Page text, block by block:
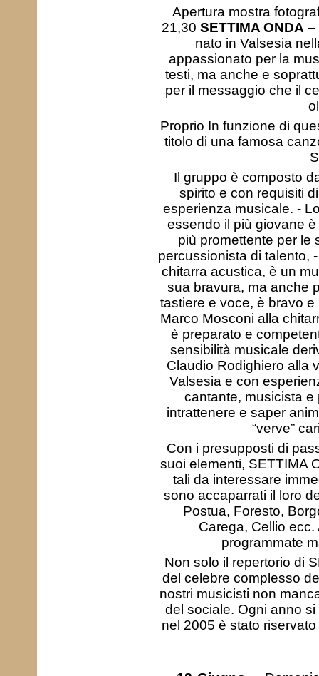
Apertura mostra
21,30 SETTIMA ONDA –
nato in Valsesia
appassionato per la
testi, ma anche e
per il messaggio che il
Proprio In funzione di
titolo di una famosa
Il gruppo è composto
spirito e con requisiti
esperienza musicale. -
essendo il più giovane è
più promettente per le
percussionista di talento,
chitarra acustica, è un
sua bravura, ma anche
tastiere e voce, è bravo
Marco Mosconi alla
è preparato e
sensibilità musicale
Claudio Rodighiero alla
Valsesia e con
cantante, musicista
intrattenere e saper
“verve”
Con i presupposti di
suoi elementi, SETTIMA
tali da interessare
sono accaparrati il loro
Postua, Foresto,
Carega, Cellio
programmate
Non solo il repertorio di
del celebre complesso
nostri musicisti non
del sociale. Ogni anno
nel 2005 è stato